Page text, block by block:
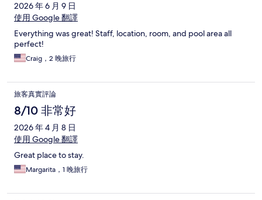
2026 年 6 月 9 日
使用 Google 翻譯
Everything was great! Staff, location, room, and pool area all
perfect!
Craig，2 晚旅行
旅客真實評論
8/10 非常好
2026 年 4 月 8 日
使用 Google 翻譯
Great place to stay.
Margarita，1 晚旅行